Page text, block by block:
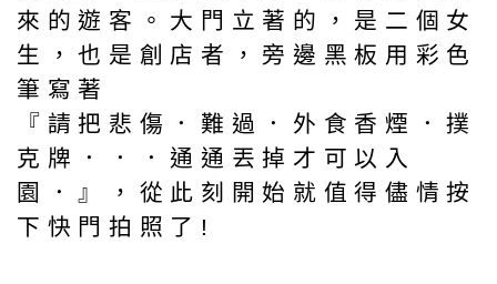
來的遊客。大門立著的，是二個女
生，也是創店者，旁邊黑板用彩色
筆寫著
『請把悲傷．難過．外食香煙．撲
克牌．．．通通丟掉才可以入
園．』，從此刻開始就值得儘情按
下快門拍照了!